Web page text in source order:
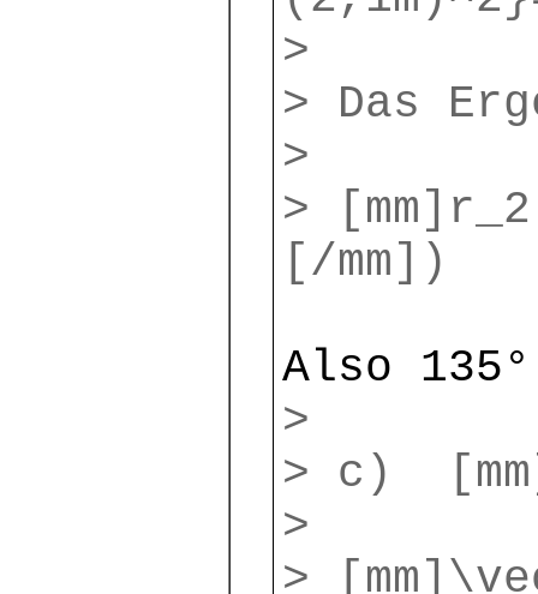
>
> Das
>
>
[/mm])
Also 135°
>
> c)
>
>